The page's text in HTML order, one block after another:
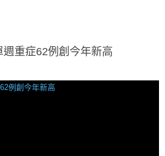
重症62例創今年新高